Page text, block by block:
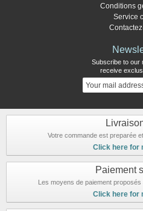
Conditions
Service
Subscribe to our
receive
Votre commande est preparée
Click here for
Paiement
Les moyens de paiement
Click here for